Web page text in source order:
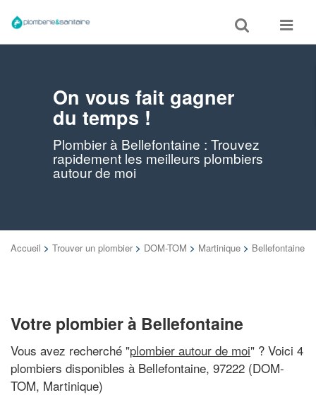
Toggle
search
Toggle
On vous fait gagner
du temps !
Plombier à Bellefontaine : Trouvez
rapidement les meilleurs plombiers
autour de moi
Accueil > Trouver un plombier > DOM-TOM > Martinique > Bellefontaine
Votre plombier à Bellefontaine
Vous avez recherché "plombier autour de moi" ? Voici 4
plombiers disponibles à Bellefontaine, 97222 (DOM-
TOM, Martinique)